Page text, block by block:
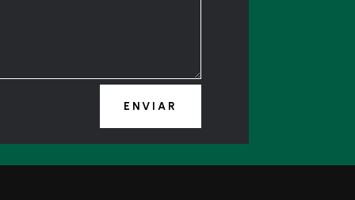
ENVIAR